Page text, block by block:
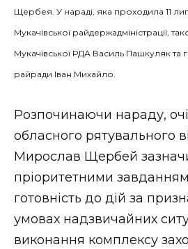
ФОТО
Щербея. У нараді, яка проходила 11
Мукачівської райдержадміністрації,
Мукачівської РДА Василь Пашкуляк та
райради Іван Михайло.
Розпочинаючи нараду,
обласного рятувального
Мирослав Щербей
пріоритетними
готовність до дій за
умовах надзвичайних
виконання комплексу